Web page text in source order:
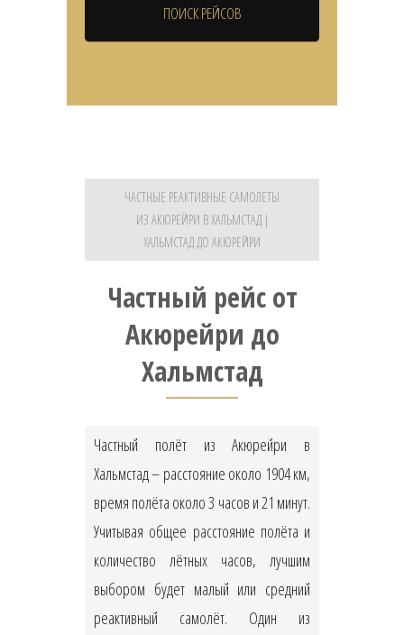
ЧАСТНЫЕ РЕАКТИВНЫЕ САМОЛЁТЫ
ИЗ АКЮРЕЙРИ В ХАЛЬМСТАД |
ХАЛЬМСТАД ДО АКЮРЕЙРИ
Частный рейс от
Акюрейри до
Хальмстад
Частный полёт из Акюрейри в
Хальмстад – расстояние около 1904 км,
время полёта около 3 часов и 21 минут.
Учитывая общее расстояние полёта и
количество лётных часов, лучшим
выбором будет малый или средний
реактивный самолёт. Один из